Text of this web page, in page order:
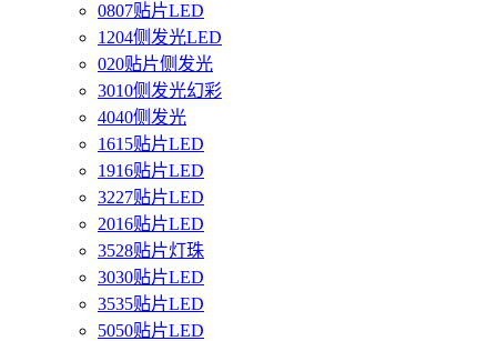
0807贴片LED
1204侧发光LED
020贴片侧发光
3010侧发光幻彩
4040侧发光
1615贴片LED
1916贴片LED
3227贴片LED
2016贴片LED
3528贴片灯珠
3030贴片LED
3535贴片LED
5050贴片LED